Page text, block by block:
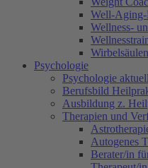
Well-Aging-
Wellness-
Psychologie
Psychologie aktuell
Berufsbild
Ausbildung z.
Therapien und
Autogenes
Berater/in